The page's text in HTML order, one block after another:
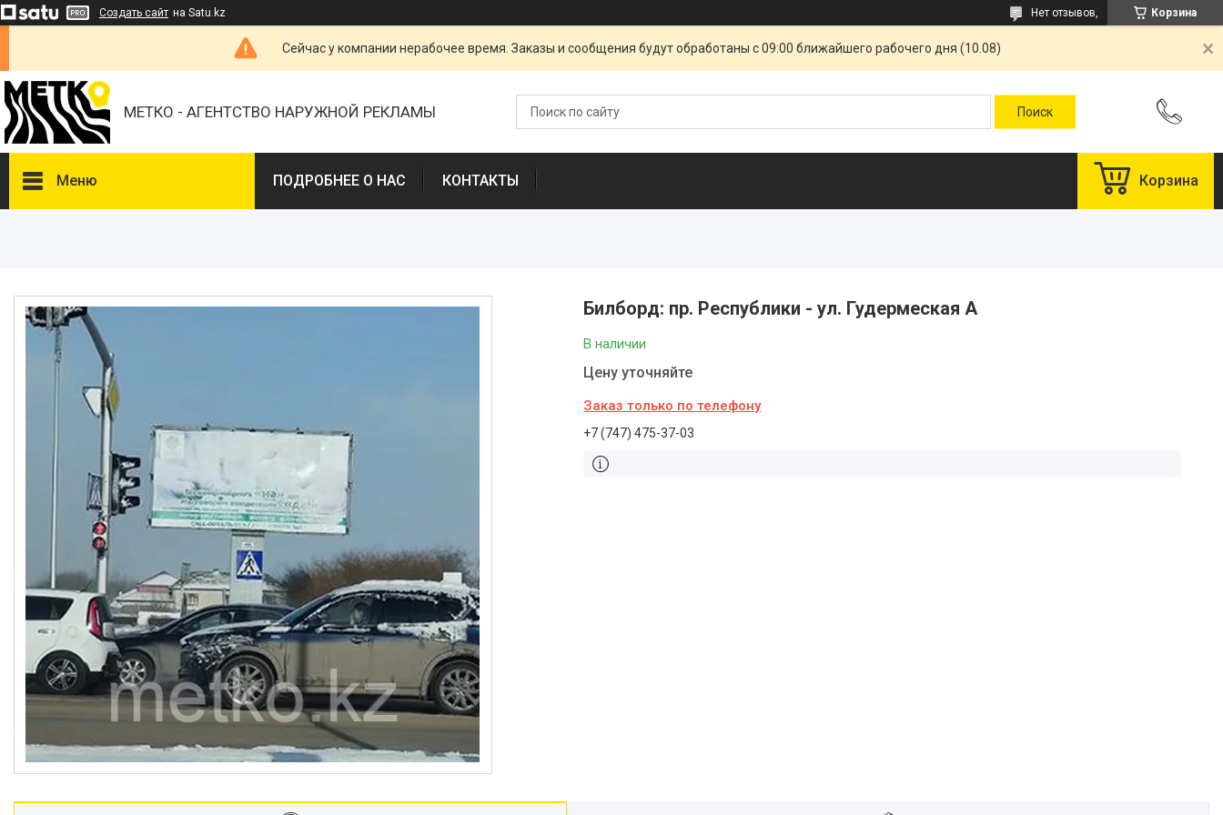
Создать сайт на Satu.kz Корзина
Нет отзывов,
Сейчас у компании нерабочее время. Заказы и сообщения будут обработаны с 09:00 ближайшего рабочего дня (10.08)
МЕТКО - АГЕНТСТВО НАРУЖНОЙ РЕКЛАМЫ
Меню ПОДРОБНЕЕ О НАС КОНТАКТЫ Корзина
Билборд: пр. Республики - ул. Гудермеская А
В наличии
Цену уточняйте
Заказ только по телефону
+7 (747) 475-37-03